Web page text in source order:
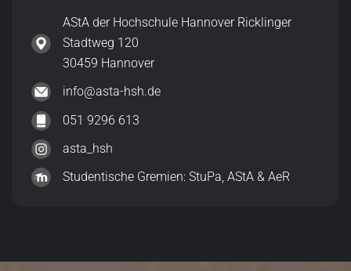
AStA der Hochschule Hannover Ricklinger
Stadtweg 120
30459 Hannover
info@asta-hsh.de
051 9296 613
asta_hsh
Studentische Gremien: StuPa, AStA & AeR